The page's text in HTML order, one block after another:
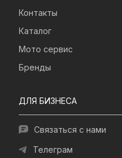
Контакты
Каталог
Мото сервис
Бренды
ДЛЯ БИЗНЕСА
Связаться с нами
Телеграм